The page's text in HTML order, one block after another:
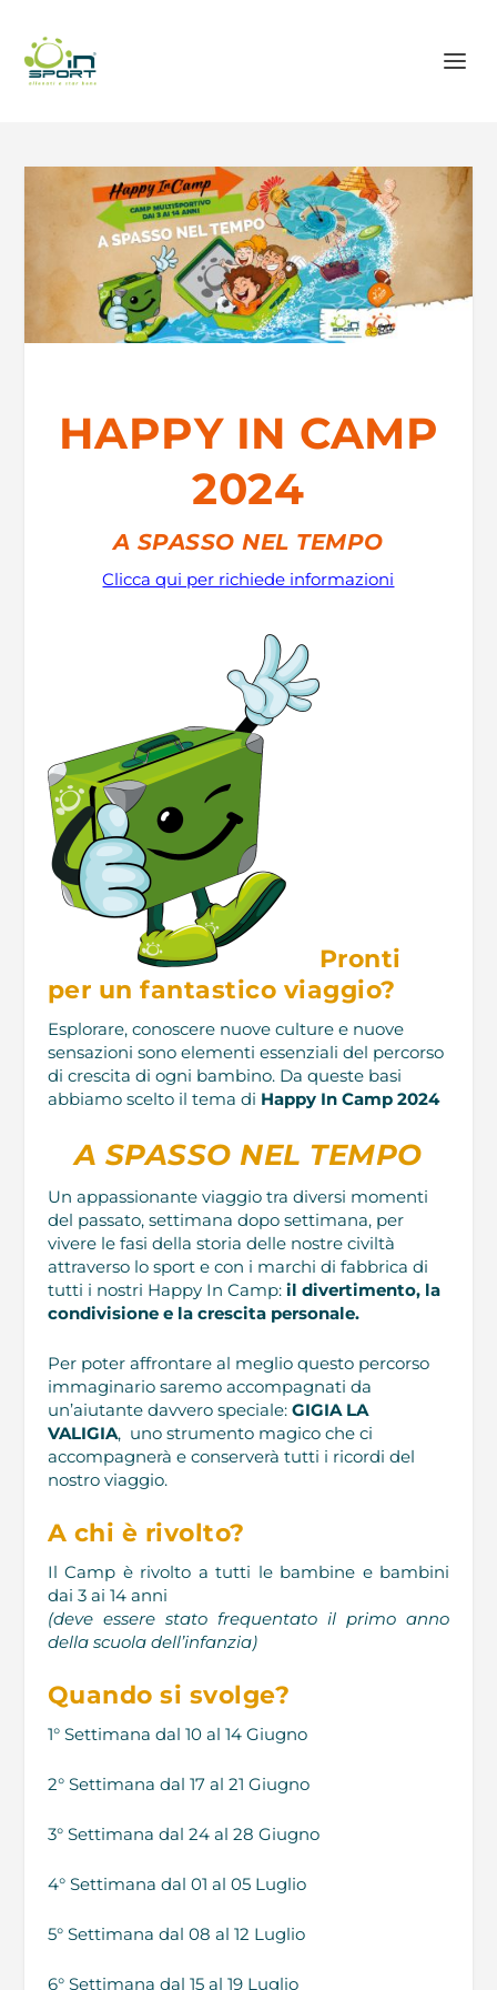
HAPPY IN CAMP
2024
A SPASSO NEL TEMPO
Clicca qui per richiede informazioni
Pronti
per un fantastico viaggio?
Esplorare, conoscere nuove culture e nuove
sensazioni sono elementi essenziali del percorso
di crescita di ogni bambino. Da queste basi
abbiamo scelto il tema di Happy In Camp 2024
A SPASSO NEL TEMPO
Un appassionante viaggio tra diversi momenti
del passato, settimana dopo settimana, per
vivere le fasi della storia delle nostre civiltà
attraverso lo sport e con i marchi di fabbrica di
tutti i nostri Happy In Camp: il divertimento, la
condivisione e la crescita personale.
Per poter affrontare al meglio questo percorso
immaginario saremo accompagnati da
un’aiutante davvero speciale: GIGIA LA
VALIGIA, uno strumento magico che ci
accompagnerà e conserverà tutti i ricordi del
nostro viaggio.
A chi è rivolto?
Il Camp è rivolto a tutti le bambine e bambini
dai 3 ai 14 anni
(deve essere stato frequentato il primo anno
della scuola dell’infanzia)
Quando si svolge?
1° Settimana dal 10 al 14 Giugno
2° Settimana dal 17 al 21 Giugno
3° Settimana dal 24 al 28 Giugno
4° Settimana dal 01 al 05 Luglio
5° Settimana dal 08 al 12 Luglio
6° Settimana dal 15 al 19 Luglio